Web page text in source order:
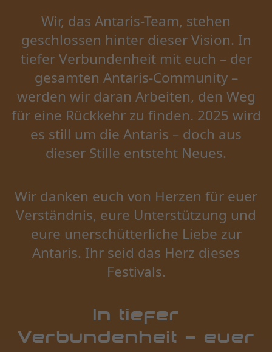
Wir, das Antaris-Team, stehen
geschlossen hinter dieser Vision. In
tiefer Verbundenheit mit euch – der
gesamten Antaris-Community –
werden wir daran Arbeiten, den Weg
für eine Rückkehr zu finden. 2025 wird
es still um die Antaris – doch aus
dieser Stille entsteht Neues.
Wir danken euch von Herzen für euer
Verständnis, eure Unterstützung und
eure unerschütterliche Liebe zur
Antaris. Ihr seid das Herz dieses
Festivals.
In tiefer
Verbundenheit – euer